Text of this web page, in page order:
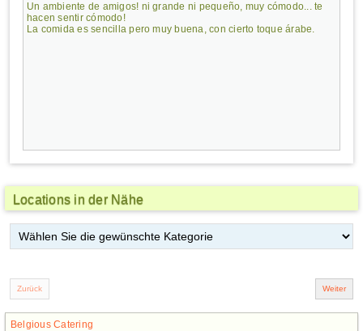
Un ambiente de amigos! ni grande ni pequeño, muy cómodo... te
hacen sentir cómodo!
La comida es sencilla pero muy buena, con cierto toque árabe.
Locations in der Nähe
Belgious Catering